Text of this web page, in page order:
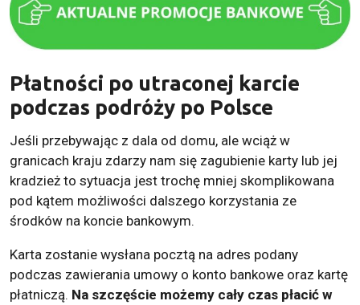
Płatności po utraconej karcie
podczas podróży po Polsce
Jeśli przebywając z dala od domu, ale wciąż w
granicach kraju zdarzy nam się zagubienie karty lub jej
kradzież to sytuacja jest trochę mniej skomplikowana
pod kątem możliwości dalszego korzystania ze
środków na koncie bankowym.
Karta zostanie wysłana pocztą na adres podany
podczas zawierania umowy o konto bankowe oraz kartę
płatniczą. Na szczęście możemy cały czas płacić w